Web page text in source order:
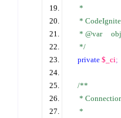
     *
*
* @var
*/
private $_ci;
/**
*
     *